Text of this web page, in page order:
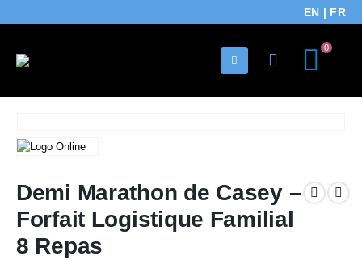
EN | FR
0
Demi Marathon de Casey –
Forfait Logistique Familial
8 Repas